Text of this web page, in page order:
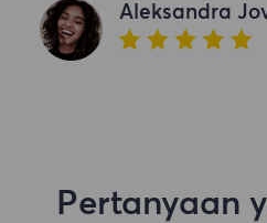
Aleksandra
Pertanyaan